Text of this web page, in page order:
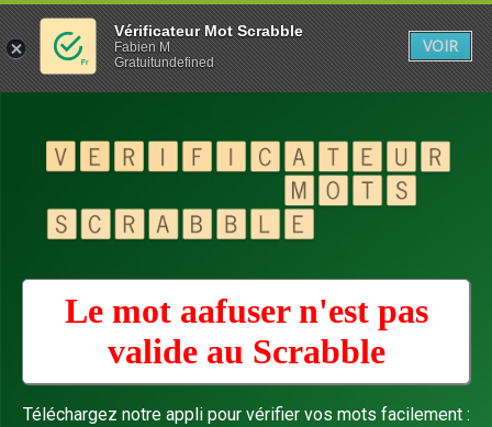
Le mot aafuser n'est pas
valide au Scrabble
Téléchargez notre appli pour vérifier vos mots facilement :
Vérificateur Mot Scrabble
Fabien M
Gratuitundefined
VOIR